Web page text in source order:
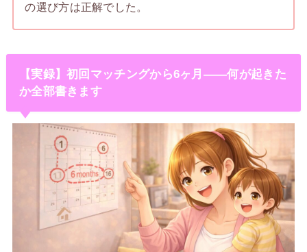
の選び方は正解でした。
【実録】初回マッチングから6ヶ月——何が起きた
か全部書きます